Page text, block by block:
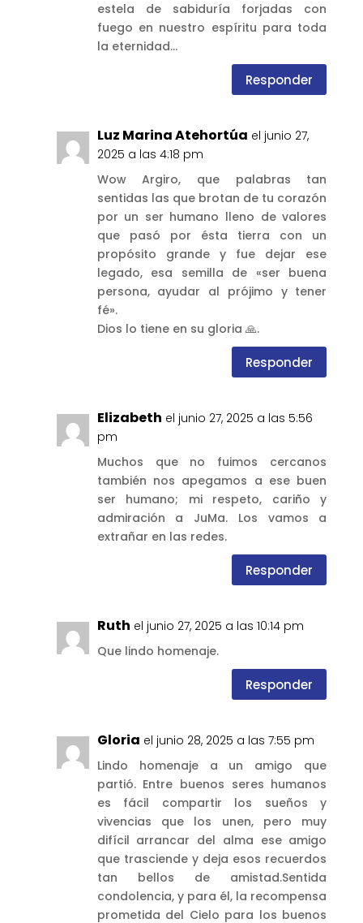
estela de sabiduría forjadas con
fuego en nuestro espíritu para toda
la eternidad…
Responder
Luz Marina Atehortúa el junio 27,
2025 a las 4:18 pm
Wow Argiro, que palabras tan
sentidas las que brotan de tu corazón
por un ser humano lleno de valores
que pasó por ésta tierra con un
propósito grande y fue dejar ese
legado, esa semilla de «ser buena
persona, ayudar al prójimo y tener
fé».
Dios lo tiene en su gloria 🙏.
Responder
Elizabeth el junio 27, 2025 a las 5:56
pm
Muchos que no fuimos cercanos
también nos apegamos a ese buen
ser humano; mi respeto, cariño y
admiración a JuMa. Los vamos a
extrañar en las redes.
Responder
Ruth el junio 27, 2025 a las 10:14 pm
Que lindo homenaje.
Responder
Gloria el junio 28, 2025 a las 7:55 pm
Lindo homenaje a un amigo que
partió. Entre buenos seres humanos
es fácil compartir los sueños y
vivencias que los unen, pero muy
difícil arrancar del alma ese amigo
que trasciende y deja esos recuerdos
tan bellos de amistad.Sentida
condolencia, y para él, la recompensa
prometida del Cielo para los buenos